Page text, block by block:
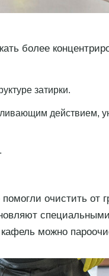
более
затирки.
действием,
очистить от
можно